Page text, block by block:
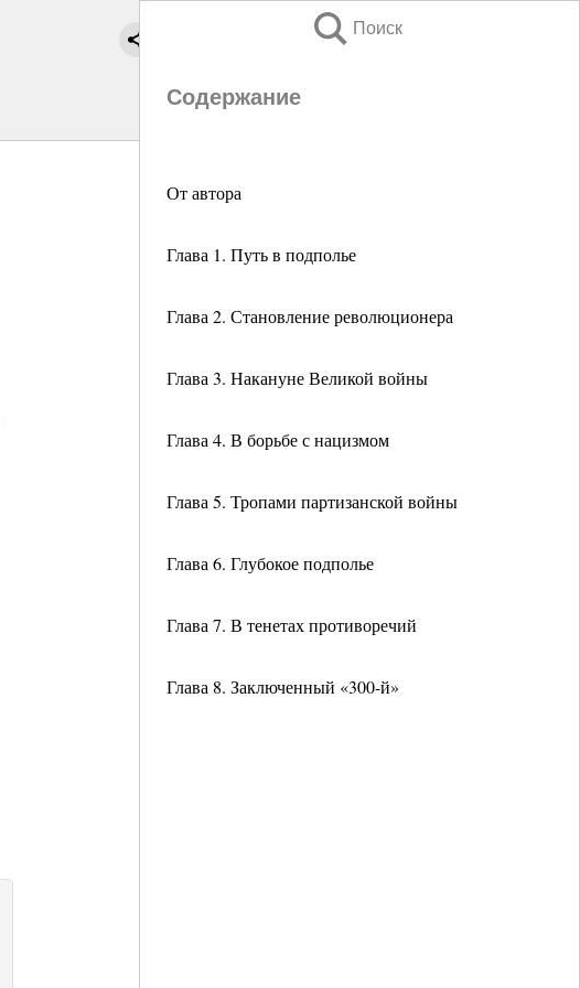
Поиск
Содержание
От автора
Глава 1. Путь в подполье
Глава 2. Становление революционера
Глава 3. Накануне Великой войны
Глава 4. В борьбе с нацизмом
Глава 5. Тропами партизанской войны
Глава 6. Глубокое подполье
Глава 7. В тенетах противоречий
Глава 8. Заключенный «300-й»